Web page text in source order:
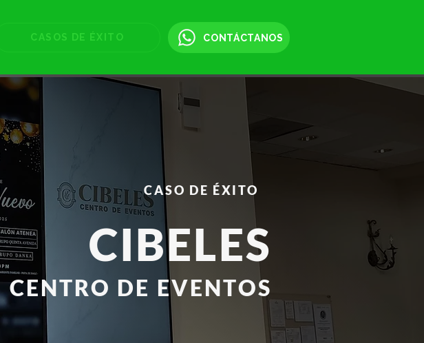
CASOS DE ÉXITO CONTÁCTANOS
CASO DE ÉXITO
CIBELES
CENTRO DE EVENTOS